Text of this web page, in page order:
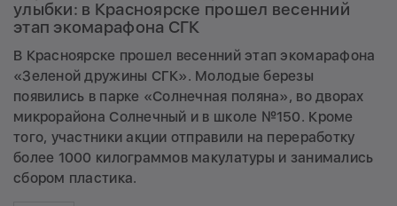
улыбки: в Красноярске прошел весенний
этап экомарафона СГК
В Красноярске прошел весенний этап экомарафона
«Зеленой дружины СГК». Молодые березы
появились в парке «Солнечная поляна», во дворах
микрорайона Солнечный и в школе №150. Кроме
того, участники акции отправили на переработку
более 1000 килограммов макулатуры и занимались
сбором пластика.